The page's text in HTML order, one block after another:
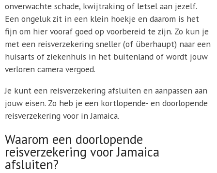
onverwachte schade, kwijtraking of letsel aan jezelf.
Een ongeluk zit in een klein hoekje en daarom is het
fijn om hier vooraf goed op voorbereid te zijn. Zo kun je
met een reisverzekering sneller (of überhaupt) naar een
huisarts of ziekenhuis in het buitenland of wordt jouw
verloren camera vergoed.
Je kunt een reisverzekering afsluiten en aanpassen aan
jouw eisen. Zo heb je een kortlopende- en doorlopende
reisverzekering voor in Jamaica.
Waarom een doorlopende
reisverzekering voor Jamaica
afsluiten?